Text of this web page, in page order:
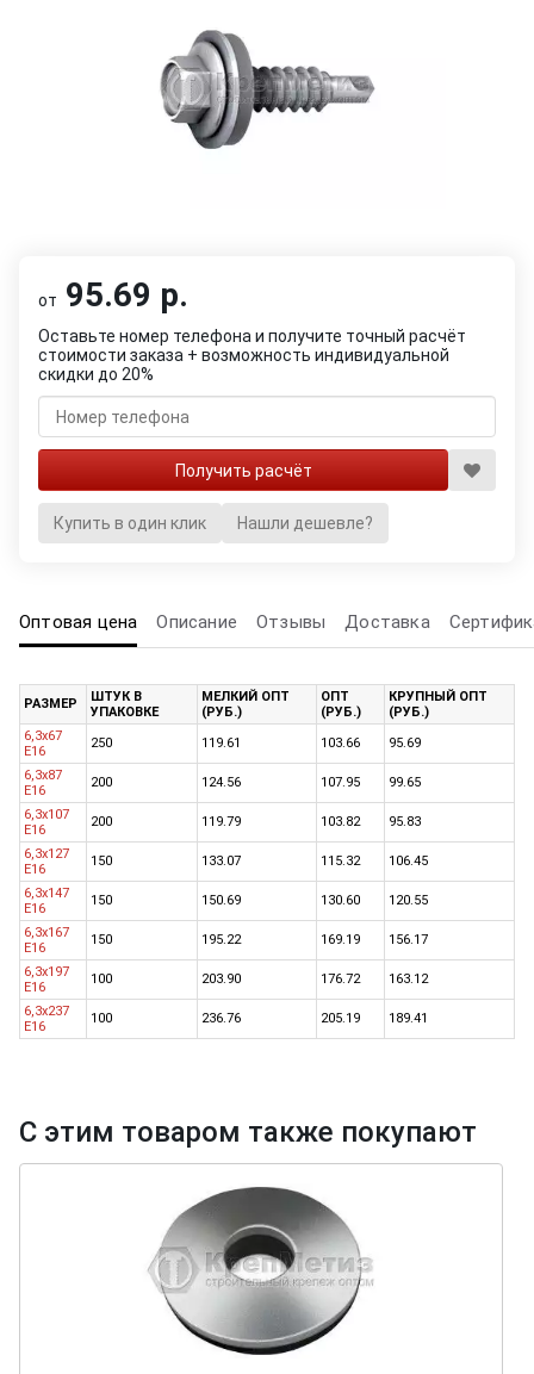
от 95.69 р.
Оставьте номер телефона и получите точный расчёт
стоимости заказа + возможность индивидуальной
скидки до 20%
Купить в один клик Нашли дешевле?
Оптовая цена Описание Отзывы Доставка
РАЗМЕР
ШТУК В
УПАКОВКЕ
МЕЛКИЙ ОПТ
(РУБ.)
ОПТ
(РУБ.)
КРУПНЫЙ ОПТ
(РУБ.)
6,3x67
E16
250 119.61 103.66 95.69
6,3x87
E16
200 124.56 107.95 99.65
6,3x107
E16
200 119.79 103.82 95.83
6,3x127
E16
150 133.07 115.32 106.45
6,3x147
E16
150 150.69 130.60 120.55
6,3x167
E16
150 195.22 169.19 156.17
6,3x197
E16
100 203.90 176.72 163.12
6,3x237
E16
100 236.76 205.19 189.41
С этим товаром также покупают